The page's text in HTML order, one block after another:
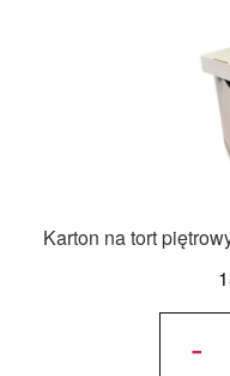
Karton na tort
-
ilość
cm